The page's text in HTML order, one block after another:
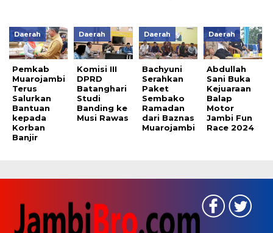
Daerah
Pemkab
Muarojambi
Terus
Salurkan
Bantuan
kepada
Korban
Banjir
Daerah
Komisi III
DPRD
Batanghari
Studi
Banding ke
Musi Rawas
Daerah
Bachyuni
Serahkan
Paket
Sembako
Ramadan
dari Baznas
Muarojambi
Daerah
Abdullah
Sani Buka
Kejuaraan
Balap
Motor
Jambi Fun
Race 2024